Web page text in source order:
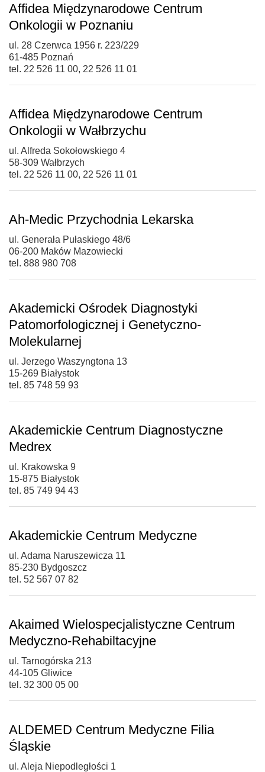
Affidea Międzynarodowe Centrum
Onkologii w Poznaniu
ul. 28 Czerwca 1956 r. 223/229
61-485 Poznań
tel. 22 526 11 00, 22 526 11 01
Affidea Międzynarodowe Centrum
Onkologii w Wałbrzychu
ul. Alfreda Sokołowskiego 4
58-309 Wałbrzych
tel. 22 526 11 00, 22 526 11 01
Ah-Medic Przychodnia Lekarska
ul. Generała Pułaskiego 48/6
06-200 Maków Mazowiecki
tel. 888 980 708
Akademicki Ośrodek Diagnostyki
Patomorfologicznej i Genetyczno-
Molekularnej
ul. Jerzego Waszyngtona 13
15-269 Białystok
tel. 85 748 59 93
Akademickie Centrum Diagnostyczne
Medrex
ul. Krakowska 9
15-875 Białystok
tel. 85 749 94 43
Akademickie Centrum Medyczne
ul. Adama Naruszewicza 11
85-230 Bydgoszcz
tel. 52 567 07 82
Akaimed Wielospecjalistyczne Centrum
Medyczno-Rehabiltacyjne
ul. Tarnogórska 213
44-105 Gliwice
tel. 32 300 05 00
ALDEMED Centrum Medyczne Filia
Śląskie
ul. Aleja Niepodległości 1